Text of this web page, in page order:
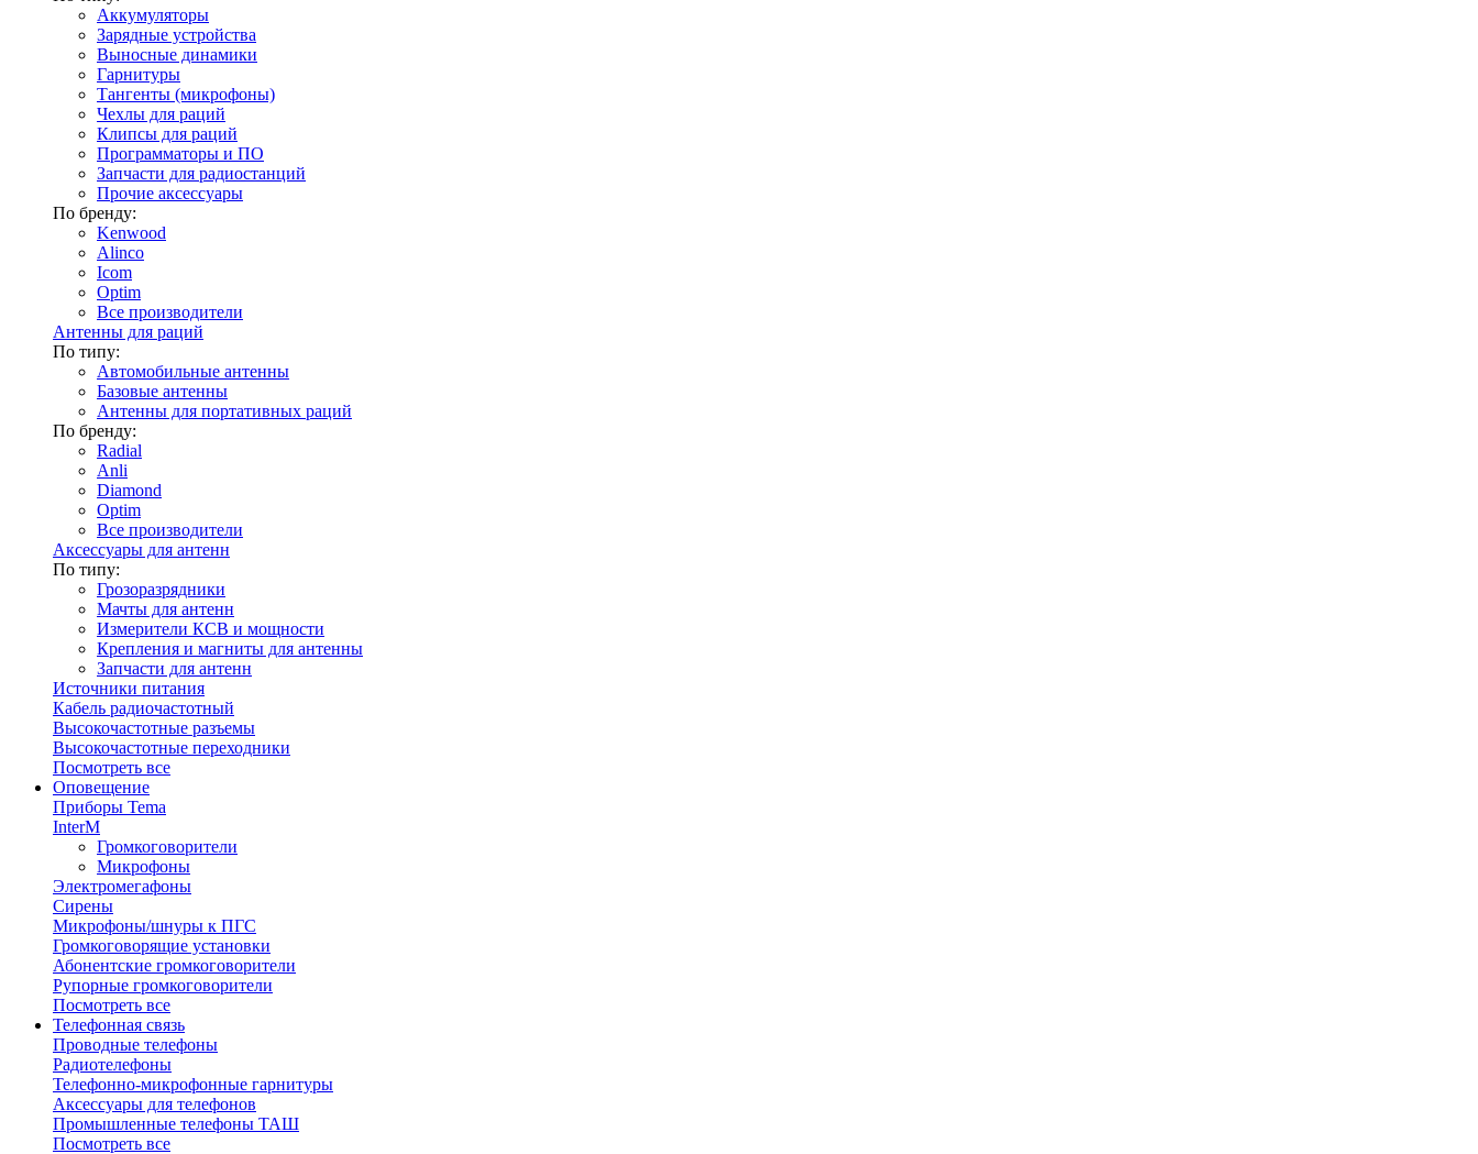
Аккумуляторы
Зарядные устройства
Выносные динамики
Гарнитуры
Тангенты (микрофоны)
Чехлы для раций
Клипсы для раций
Программаторы и ПО
Запчасти для радиостанций
Прочие аксессуары
По бренду:
Kenwood
Alinco
Icom
Optim
Все производители
Антенны для раций
По типу:
Автомобильные антенны
Базовые антенны
Антенны для портативных раций
По бренду:
Radial
Anli
Diamond
Optim
Все производители
Аксессуары для антенн
По типу:
Грозоразрядники
Мачты для антенн
Измерители КСВ и мощности
Крепления и магниты для антенны
Запчасти для антенн
Источники питания
Кабель радиочастотный
Высокочастотные разъемы
Высокочастотные переходники
Посмотреть все
Оповещение
Приборы Tema
InterM
Громкоговорители
Микрофоны
Электромегафоны
Сирены
Микрофоны/шнуры к ПГС
Громкоговорящие установки
Абонентские громкоговорители
Рупорные громкоговорители
Посмотреть все
Телефонная связь
Проводные телефоны
Радиотелефоны
Телефонно-микрофонные гарнитуры
Аксессуары для телефонов
Промышленные телефоны ТАШ
Посмотреть все